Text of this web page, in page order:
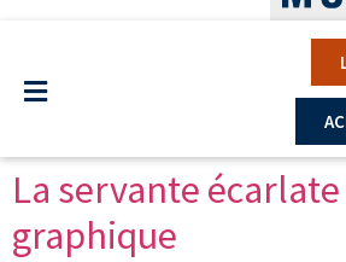
La servante
graphique